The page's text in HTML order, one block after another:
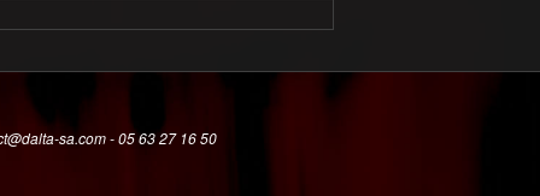
sa.com - 05 63 27 16 50